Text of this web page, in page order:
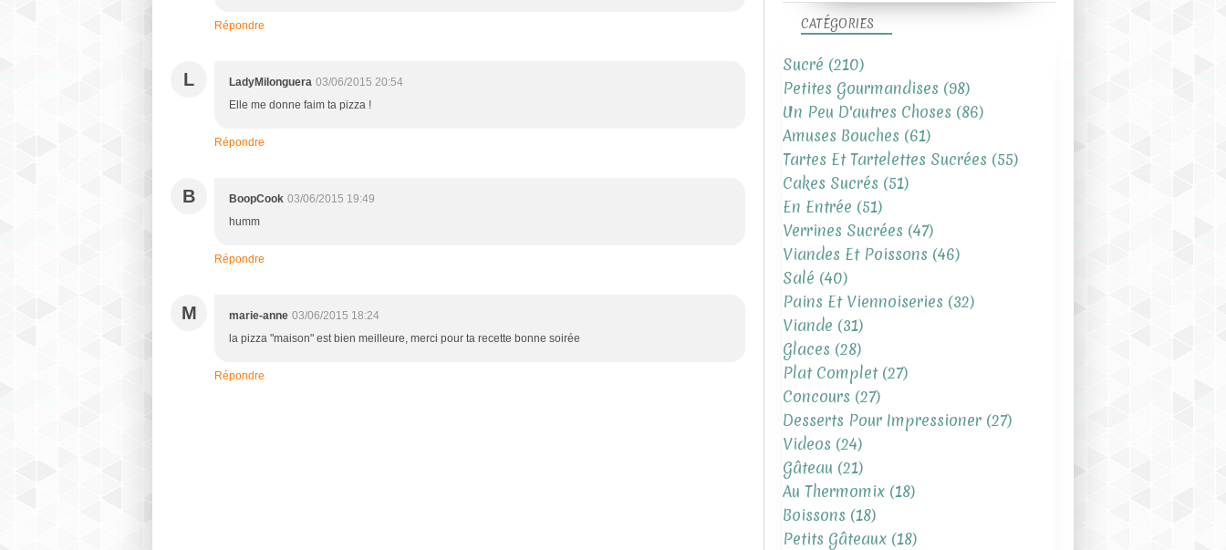
Répondre
L LadyMilonguera 03/06/2015 20:54
Elle me donne faim ta pizza !
Répondre
B BoopCook 03/06/2015 19:49
humm
Répondre
M marie-anne 03/06/2015 18:24
la pizza "maison" est bien meilleure, merci pour ta recette bonne soirée
Répondre
CATÉGORIES
Sucré (210)
Petites Gourmandises (98)
Un Peu D'autres Choses (86)
Amuses Bouches (61)
Tartes Et Tartelettes Sucrées (55)
Cakes Sucrés (51)
En Entrée (51)
Verrines Sucrées (47)
Viandes Et Poissons (46)
Salé (40)
Pains Et Viennoiseries (32)
Viande (31)
Glaces (28)
Plat Complet(27)
Concours (27)
Desserts Pour Impressioner (27)
Videos (24)
Gâteau (21)
Au Thermomix (18)
Boissons (18)
Petits Gâteaux (18)